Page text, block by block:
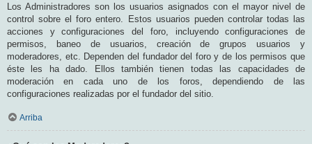
Los Administradores son los usuarios asignados con el mayor nivel de
control sobre el foro entero. Estos usuarios pueden controlar todas las
acciones y configuraciones del foro, incluyendo configuraciones de
permisos, baneo de usuarios, creación de grupos usuarios y
moderadores, etc. Dependen del fundador del foro y de los permisos que
éste les ha dado. Ellos también tienen todas las capacidades de
moderación en cada uno de los foros, dependiendo de las
configuraciones realizadas por el fundador del sitio.
Arriba